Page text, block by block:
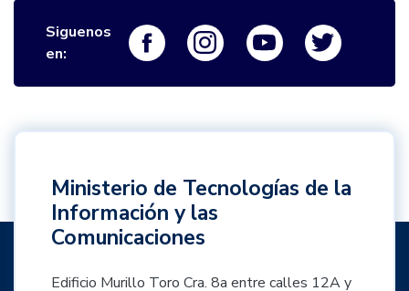
Siguenos
en:
Logo FacebookLogo InstagramLogo Youtube
Ministerio de Tecnologías de la
Información y las
Comunicaciones
Edificio Murillo Toro Cra. 8a entre calles 12A y